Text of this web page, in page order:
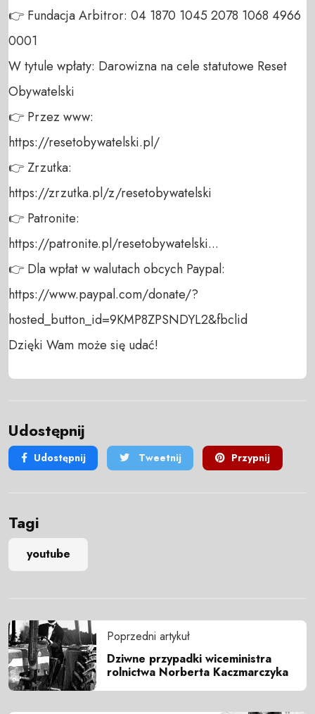
👉 Fundacja Arbitror: 04 1870 1045 2078 1068 4966
0001
W tytule wpłaty: Darowizna na cele statutowe Reset
Obywatelski
👉 Przez www:
https://resetobywatelski.pl/
👉 Zrzutka:
https://zrzutka.pl/z/resetobywatelski
👉 Patronite:
https://patronite.pl/resetobywatelski...
👉 Dla wpłat w walutach obcych Paypal:
https://www.paypal.com/donate/?
hosted_button_id=9KMP8ZPSNDYL2&fbclid
Dzięki Wam może się udać!
Udostępnij
Udostępnij Tweetnij Przypnij
Tagi
youtube
Poprzedni artykuł
Dziwne przypadki wiceministra
rolnictwa Norberta Kaczmarczyka